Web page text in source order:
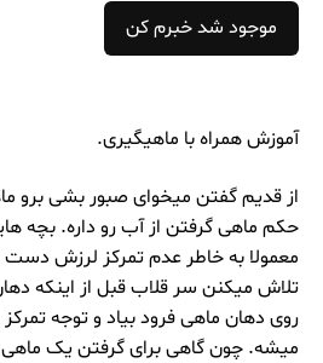
موجود شد خبرم کن
آموزش همراه با ماهیگیری.
از قدیم گفتن میخوای صبور بشی برو
حکم ماهی گرفتن از آب رو داره. بچه
معمولا به خاطر عدم تمرکز لرزش دست
تلاش میکنن سر قلاب قبل از اینکه
روی دهان ماهی فرود بیاد و توجه
میشه. چون گاهی برای گرفتن یک ماهی